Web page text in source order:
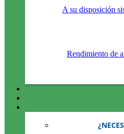
A su disposición
Rendimiento de